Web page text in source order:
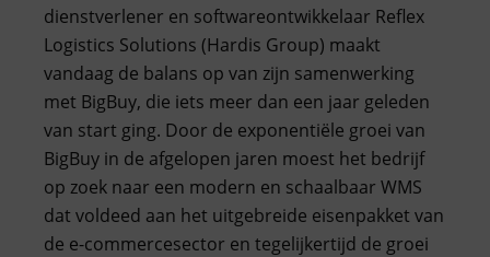
dienstverlener en softwareontwikkelaar Reflex
Logistics Solutions (Hardis Group) maakt
vandaag de balans op van zijn samenwerking
met BigBuy, die iets meer dan een jaar geleden
van start ging. Door de exponentiële groei van
BigBuy in de afgelopen jaren moest het bedrijf
op zoek naar een modern en schaalbaar WMS
dat voldeed aan het uitgebreide eisenpakket van
de e-commercesector en tegelijkertijd de groei